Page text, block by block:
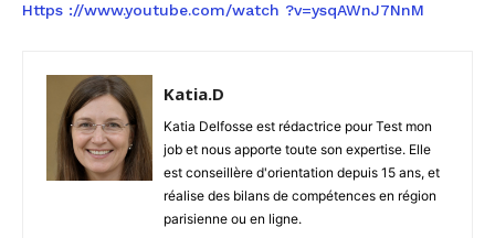
Https ://www.youtube.com/watch ?v=ysqAWnJ7NnM
Katia.D
Katia Delfosse est rédactrice pour Test mon
job et nous apporte toute son expertise. Elle
est conseillère d'orientation depuis 15 ans, et
réalise des bilans de compétences en région
parisienne ou en ligne.